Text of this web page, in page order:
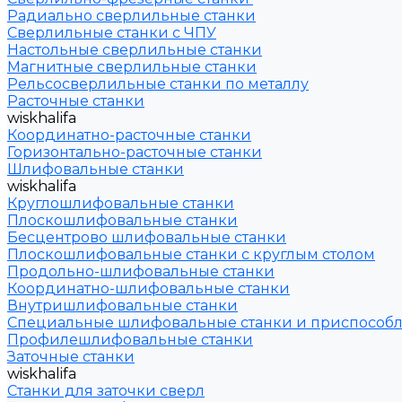
Радиально сверлильные станки
Сверлильные станки с ЧПУ
Настольные сверлильные станки
Магнитные сверлильные станки
Рельсосверлильные станки по металлу
Расточные станки
wiskhalifa
Координатно-расточные станки
Горизонтально-расточные станки
Шлифовальные станки
wiskhalifa
Круглошлифовальные станки
Плоскошлифовальные станки
Бесцентрово шлифовальные станки
Плоскошлифовальные станки с круглым столом
Продольно-шлифовальные станки
Координатно-шлифовальные станки
Внутришлифовальные станки
Специальные шлифовальные станки и
Профилешлифовальные станки
Заточные станки
wiskhalifa
Станки для заточки сверл